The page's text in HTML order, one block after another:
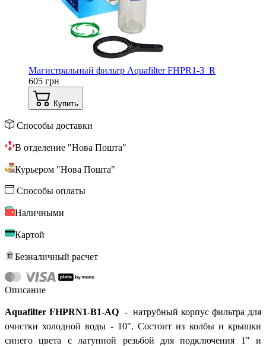
Магистральный фильтр Aquafilter FHPR1-3_R
605 грн
Купить
Способы доставки
В отделение "Нова Пошта"
Курьером "Нова Пошта"
Способы оплаты
Наличными
Картой
Безналичный расчет
Описание
Aquafilter FHPRN1-B1-AQ - натрубный корпус фильтра для
очистки холодной воды - 10". Состоит из колбы и крышки
синего цвета с латунной резьбой для подключения 1" и